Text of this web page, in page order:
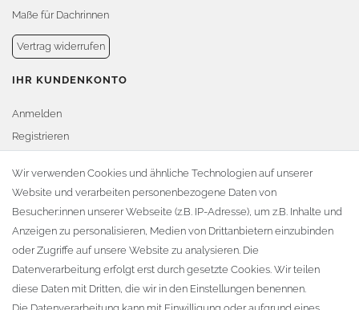
Maße für Dachrinnen
Vertrag widerrufen
IHR KUNDENKONTO
Anmelden
Registrieren
Warenkorb
Zur Kasse
KONTAKT
Fa. Steffen Jost
Söbrigener Weg 50
D-01796 Pirna
Wir verwenden Cookies und ähnliche Technologien auf unserer
Website und verarbeiten personenbezogene Daten von
Besucher:innen unserer Webseite (z.B. IP-Adresse), um z.B. Inhalte und
Anzeigen zu personalisieren, Medien von Drittanbietern einzubinden
oder Zugriffe auf unsere Website zu analysieren. Die
Datenverarbeitung erfolgt erst durch gesetzte Cookies. Wir teilen
diese Daten mit Dritten, die wir in den Einstellungen benennen.